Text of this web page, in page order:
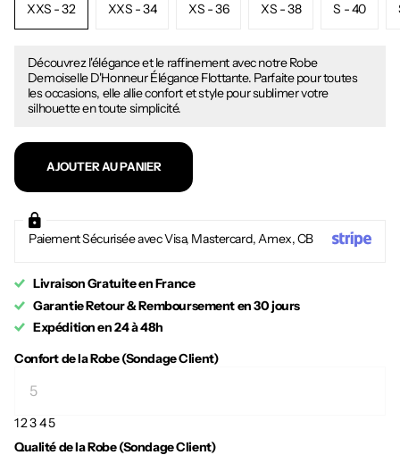
XXS - 32 XXS - 34 XS - 36 XS - 38 S - 40
Découvrez l'élégance et le raffinement avec notre Robe
Demoiselle D'Honneur Élégance Flottante. Parfaite pour toutes
les occasions, elle allie confort et style pour sublimer votre
silhouette en toute simplicité.
AJOUTER AU PANIER
Paiement Sécurisée avec Visa, Mastercard, Amex, CB
Livraison Gratuite en France
Garantie Retour & Remboursement en 30 jours
Expédition en 24 à 48h
Confort de la Robe (Sondage Client)
12345
Qualité de la Robe (Sondage Client)